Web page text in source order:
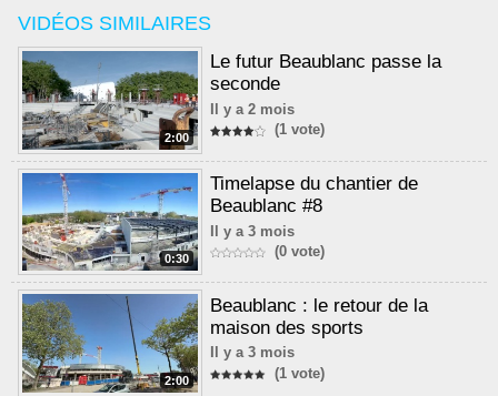
VIDÉOS SIMILAIRES
2:00
Le futur Beaublanc passe la
seconde
Il y a 2 mois
(1 vote)
0:30
Timelapse du chantier de
Beaublanc #8
Il y a 3 mois
(0 vote)
2:00
Beaublanc : le retour de la
maison des sports
Il y a 3 mois
(1 vote)